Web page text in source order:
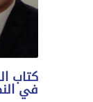
كتاب
في